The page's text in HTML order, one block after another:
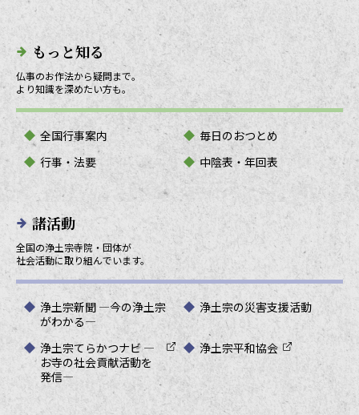
もっと知る
仏事のお作法から疑問まで。
より知識を深めたい方も。
全国行事案内
毎日のおつとめ
行事・法要
中陰表・年回表
諸活動
全国の浄土宗寺院・団体が
社会活動に取り組んでいます。
浄土宗新聞 ―今の浄土宗
がわかる―
浄土宗の災害支援活動
浄土宗てらかつナビ ―
お寺の社会貢献活動を
発信―
浄土宗平和協会